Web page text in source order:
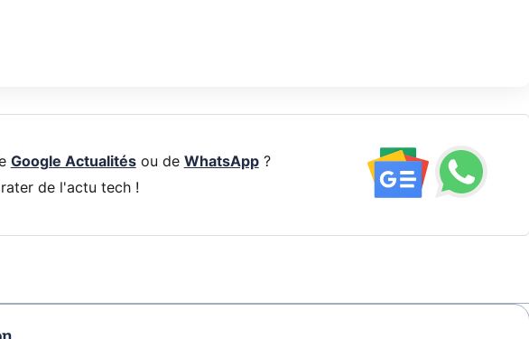
Google Actualitésou de WhatsApp?
de l'actu tech !